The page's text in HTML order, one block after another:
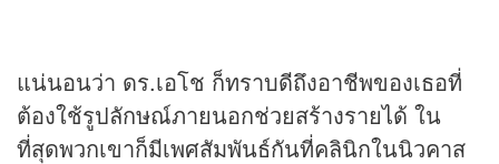
แน่นอนว่า ดร.เอโช ก็ทราบดีถึงอาชีพของเธอที่
ต้องใช้รูปลักษณ์ภายนอกช่วยสร้างรายได้ ใน
ที่สุดพวกเขาก็มีเพศสัมพันธ์กันที่คลินิกในนิวคาส